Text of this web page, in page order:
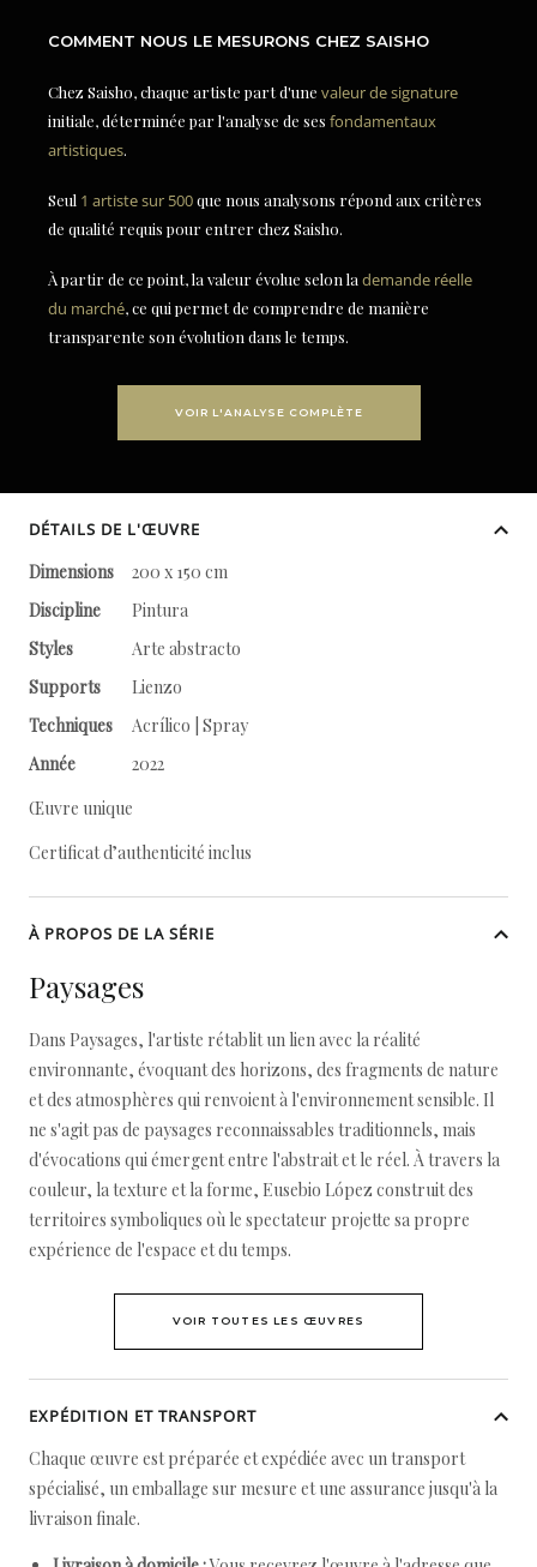
COMMENT NOUS LE MESURONS CHEZ SAISHO
Chez Saisho, chaque artiste part d'une valeur de signature
initiale, déterminée par l'analyse de ses fondamentaux
artistiques.
Seul 1 artiste sur 500que nous analysons répond aux critères
de qualité requis pour entrer chez Saisho.
À partir de ce point, la valeur évolue selon la demande réelle
du marché, ce qui permet de comprendre de manière
transparente son évolution dans le temps.
VOIR L'ANALYSE COMPLÈTE
DÉTAILS DE L'ŒUVRE
Dimensions
200 x 150 cm
Discipline
Pintura
Styles
Arte abstracto
Supports
Lienzo
Techniques
Acrílico | Spray
Année
2022
Œuvre unique
Certificat d’authenticité inclus
À PROPOS DE LA SÉRIE
Paysages
Dans Paysages, l'artiste rétablit un lien avec la réalité
environnante, évoquant des horizons, des fragments de nature
et des atmosphères qui renvoient à l'environnement sensible. Il
ne s'agit pas de paysages reconnaissables traditionnels, mais
d'évocations qui émergent entre l'abstrait et le réel. À travers la
couleur, la texture et la forme, Eusebio López construit des
territoires symboliques où le spectateur projette sa propre
expérience de l'espace et du temps.
VOIR TOUTES LES ŒUVRES
EXPÉDITION ET TRANSPORT
Chaque œuvre est préparée et expédiée avec un transport
spécialisé, un emballage sur mesure et une assurance jusqu'à la
livraison finale.